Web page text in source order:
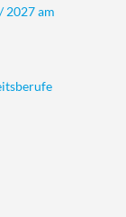
2027 am